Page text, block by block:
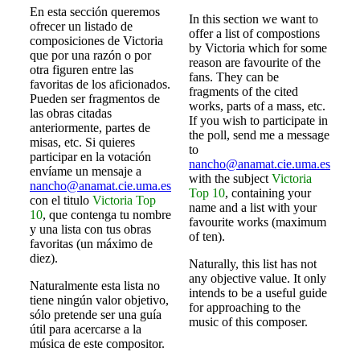
En esta sección queremos
ofrecer un listado de
composiciones de Victoria
que por una razón o por
otra figuren entre las
favoritas de los aficionados.
Pueden ser fragmentos de
las obras citadas
anteriormente, partes de
misas, etc. Si quieres
participar en la votación
envíame un mensaje a
nancho@anamat.cie.uma.es
con el titulo Victoria Top
10, que contenga tu nombre
y una lista con tus obras
favoritas (un máximo de
diez).
Naturalmente esta lista no
tiene ningún valor objetivo,
sólo pretende ser una guía
útil para acercarse a la
música de este compositor.
In this section we want to
offer a list of compostions
by Victoria which for some
reason are favourite of the
fans. They can be
fragments of the cited
works, parts of a mass, etc.
If you wish to participate in
the poll, send me a message
to
nancho@anamat.cie.uma.es
with the subject Victoria
Top 10, containing your
name and a list with your
favourite works (maximum
of ten).
Naturally, this list has not
any objective value. It only
intends to be a useful guide
for approaching to the
music of this composer.